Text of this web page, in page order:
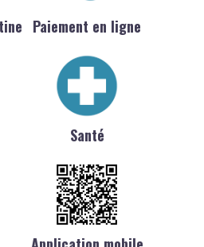
Paiement en ligne
Santé